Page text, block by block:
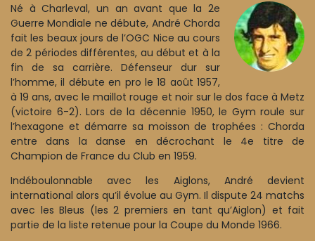
Né à Charleval, un an avant que la 2e
Guerre Mondiale ne débute, André Chorda
fait les beaux jours de l’OGC Nice au cours
de 2 périodes différentes, au début et à la
fin de sa carrière. Défenseur dur sur
l’homme, il débute en pro le 18 août 1957,
à 19 ans, avec le maillot rouge et noir sur le dos face à Metz
(victoire 6-2). Lors de la décennie 1950, le Gym roule sur
l’hexagone et démarre sa moisson de trophées : Chorda
entre dans la danse en décrochant le 4e titre de
Champion de France du Club en 1959.
Indéboulonnable avec les Aiglons, André devient
international alors qu’il évolue au Gym. Il dispute 24 matchs
avec les Bleus (les 2 premiers en tant qu’Aiglon) et fait
partie de la liste retenue pour la Coupe du Monde 1966.